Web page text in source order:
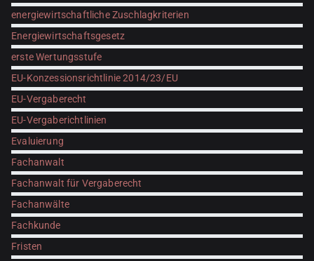
energiewirtschaftliche Zuschlagkriterien
Energiewirtschaftsgesetz
erste Wertungsstufe
EU-Konzessionsrichtlinie 2014/23/EU
EU-Vergaberecht
EU-Vergaberichtlinien
Evaluierung
Fachanwalt
Fachanwalt für Vergaberecht
Fachanwälte
Fachkunde
Fristen